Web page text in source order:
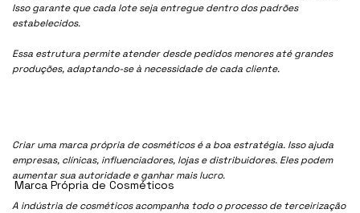
Isso garante que cada lote seja entregue dentro dos padrões
estabelecidos.
Essa estrutura permite atender desde pedidos menores até grandes
produções, adaptando-se à necessidade de cada cliente.
Criar uma marca própria de cosméticos é a boa estratégia. Isso ajuda
empresas, clínicas, influenciadores, lojas e distribuidores. Eles podem
aumentar sua autoridade e ganhar mais lucro.
A indústria de cosméticos acompanha todo o processo de terceirização
Marca Própria de Cosméticos